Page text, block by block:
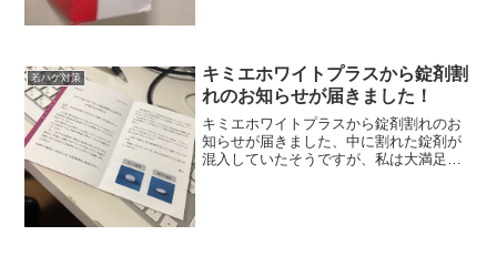
若ハゲ対策
キミエホワイトプラスから錠剤割
れのお知らせが届きました！
キミエホワイトプラスから錠剤割れのお
知らせが届きました、中に割れた錠剤が
混入していたそうですが、私は大満足で